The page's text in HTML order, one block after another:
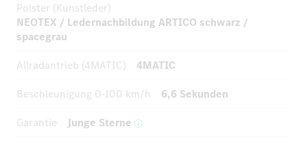
Polster (Kunstleder)
NEOTEX / Ledernachbildung ARTICO schwarz /
spacegrau
Allradantrieb (4MATIC)
4MATIC
Beschleunigung 0-100 km/h
6,6 Sekunden
Garantie
Junge Sterne